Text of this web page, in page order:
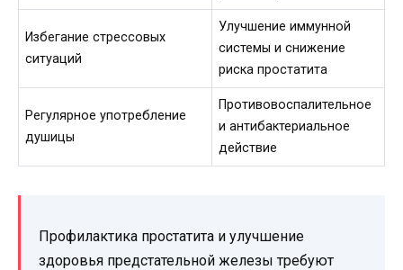
Избегание стрессовых
ситуаций
Улучшение иммунной
системы и снижение
риска простатита
Регулярное употребление
душицы
Противовоспалительное
и антибактериальное
действие
Профилактика простатита и улучшение
здоровья предстательной железы требуют